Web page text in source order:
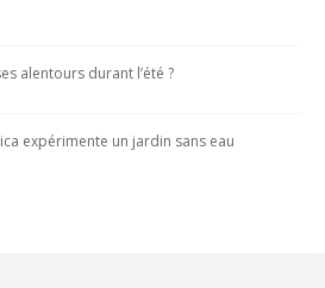
alentours durant l’été ?
expérimente un jardin sans eau